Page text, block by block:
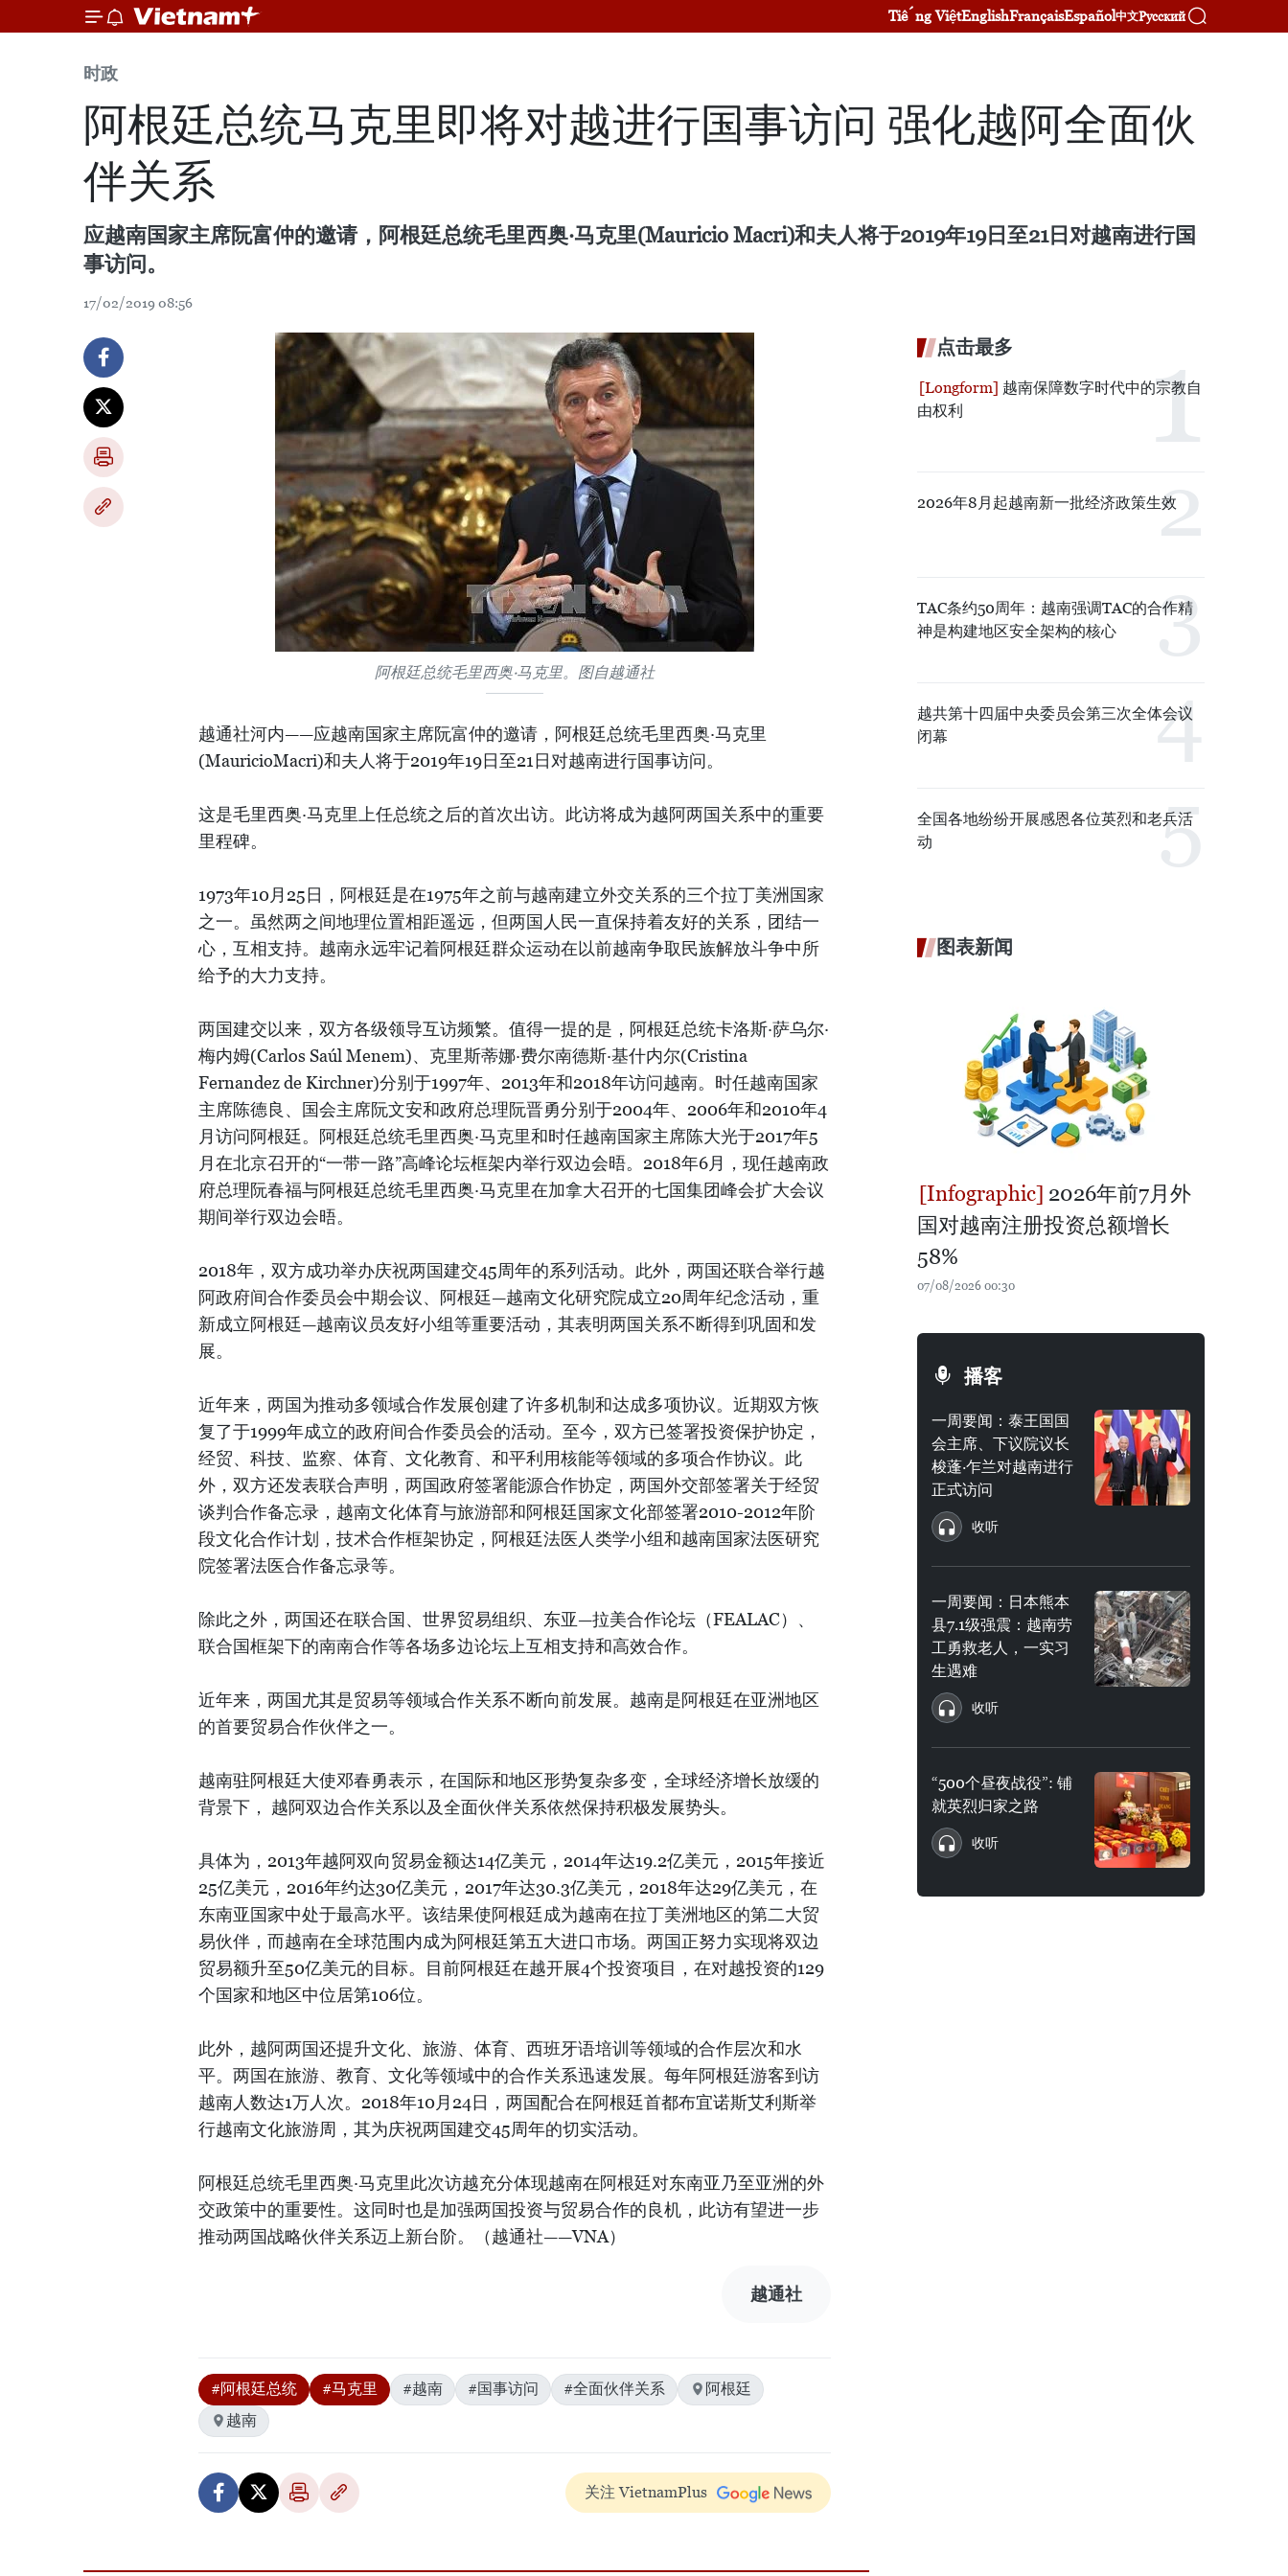
Tiếng ViệtEnglishFrançaisEspañol中文Русский
时政
阿根廷总统马克里即将对越进行国事访问 强化越阿全面伙
伴关系
应越南国家主席阮富仲的邀请，阿根廷总统毛里西奥·马克里(Mauricio Macri)和夫人将于2019年19日至21日对越南进行国
事访问。
17/02/2019 08:56
阿根廷总统毛里西奥·马克里。图自越通社
越通社河内——应越南国家主席阮富仲的邀请，阿根廷总统毛里西奥·马克里
(MauricioMacri)和夫人将于2019年19日至21日对越南进行国事访问。
这是毛里西奥·马克里上任总统之后的首次出访。此访将成为越阿两国关系中的重要
里程碑。
1973年10月25日，阿根廷是在1975年之前与越南建立外交关系的三个拉丁美洲国家
之一。虽然两之间地理位置相距遥远，但两国人民一直保持着友好的关系，团结一
心，互相支持。越南永远牢记着阿根廷群众运动在以前越南争取民族解放斗争中所
给予的大力支持。
两国建交以来，双方各级领导互访频繁。值得一提的是，阿根廷总统卡洛斯·萨乌尔·
梅内姆(Carlos Saúl Menem)、克里斯蒂娜·费尔南德斯·基什内尔(Cristina
Fernandez de Kirchner)分别于1997年、2013年和2018年访问越南。时任越南国家
主席陈德良、国会主席阮文安和政府总理阮晋勇分别于2004年、2006年和2010年4
月访问阿根廷。阿根廷总统毛里西奥·马克里和时任越南国家主席陈大光于2017年5
月在北京召开的“一带一路”高峰论坛框架内举行双边会晤。2018年6月，现任越南政
府总理阮春福与阿根廷总统毛里西奥·马克里在加拿大召开的七国集团峰会扩大会议
期间举行双边会晤。
2018年，双方成功举办庆祝两国建交45周年的系列活动。此外，两国还联合举行越
阿政府间合作委员会中期会议、阿根廷—越南文化研究院成立20周年纪念活动，重
新成立阿根廷—越南议员友好小组等重要活动，其表明两国关系不断得到巩固和发
展。
近年来，两国为推动多领域合作发展创建了许多机制和达成多项协议。近期双方恢
复了于1999年成立的政府间合作委员会的活动。至今，双方已签署投资保护协定，
经贸、科技、监察、体育、文化教育、和平利用核能等领域的多项合作协议。此
外，双方还发表联合声明，两国政府签署能源合作协定，两国外交部签署关于经贸
谈判合作备忘录，越南文化体育与旅游部和阿根廷国家文化部签署2010-2012年阶
段文化合作计划，技术合作框架协定，阿根廷法医人类学小组和越南国家法医研究
院签署法医合作备忘录等。
除此之外，两国还在联合国、世界贸易组织、东亚—拉美合作论坛（FEALAC）、
联合国框架下的南南合作等各场多边论坛上互相支持和高效合作。
近年来，两国尤其是贸易等领域合作关系不断向前发展。越南是阿根廷在亚洲地区
的首要贸易合作伙伴之一。
越南驻阿根廷大使邓春勇表示，在国际和地区形势复杂多变，全球经济增长放缓的
背景下， 越阿双边合作关系以及全面伙伴关系依然保持积极发展势头。
具体为，2013年越阿双向贸易金额达14亿美元，2014年达19.2亿美元，2015年接近
25亿美元，2016年约达30亿美元，2017年达30.3亿美元，2018年达29亿美元，在
东南亚国家中处于最高水平。该结果使阿根廷成为越南在拉丁美洲地区的第二大贸
易伙伴，而越南在全球范围内成为阿根廷第五大进口市场。两国正努力实现将双边
贸易额升至50亿美元的目标。目前阿根廷在越开展4个投资项目，在对越投资的129
个国家和地区中位居第106位。
此外，越阿两国还提升文化、旅游、体育、西班牙语培训等领域的合作层次和水
平。两国在旅游、教育、文化等领域中的合作关系迅速发展。每年阿根廷游客到访
越南人数达1万人次。2018年10月24日，两国配合在阿根廷首都布宜诺斯艾利斯举
行越南文化旅游周，其为庆祝两国建交45周年的切实活动。
阿根廷总统毛里西奥·马克里此次访越充分体现越南在阿根廷对东南亚乃至亚洲的外
交政策中的重要性。这同时也是加强两国投资与贸易合作的良机，此访有望进一步
推动两国战略伙伴关系迈上新台阶。（越通社——VNA）
越通社
#阿根廷总统 #马克里 #越南 #国事访问 #全面伙伴关系
阿根廷
越南
关注 VietnamPlus
点击最多
越南保障数字时代中的宗教自
由权利
2026年8月起越南新一批经济政策生效
TAC条约50周年：越南强调TAC的合作精
神是构建地区安全架构的核心
越共第十四届中央委员会第三次全体会议
闭幕
全国各地纷纷开展感恩各位英烈和老兵活
动
图表新闻
2026年前7月外
国对越南注册投资总额增长
58%
07/08/2026 00:30
播客
一周要闻：泰王国国
会主席、下议院议长
梭蓬·乍兰对越南进行
正式访问
收听
一周要闻：日本熊本
县7.1级强震：越南劳
工勇救老人，一实习
生遇难
收听
“500个昼夜战役”: 铺
就英烈归家之路
收听